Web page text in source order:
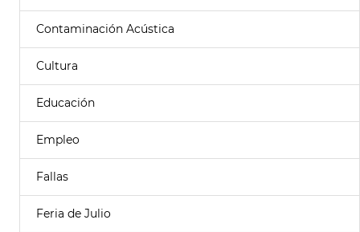
Contaminación Acústica
Cultura
Educación
Empleo
Fallas
Feria de Julio